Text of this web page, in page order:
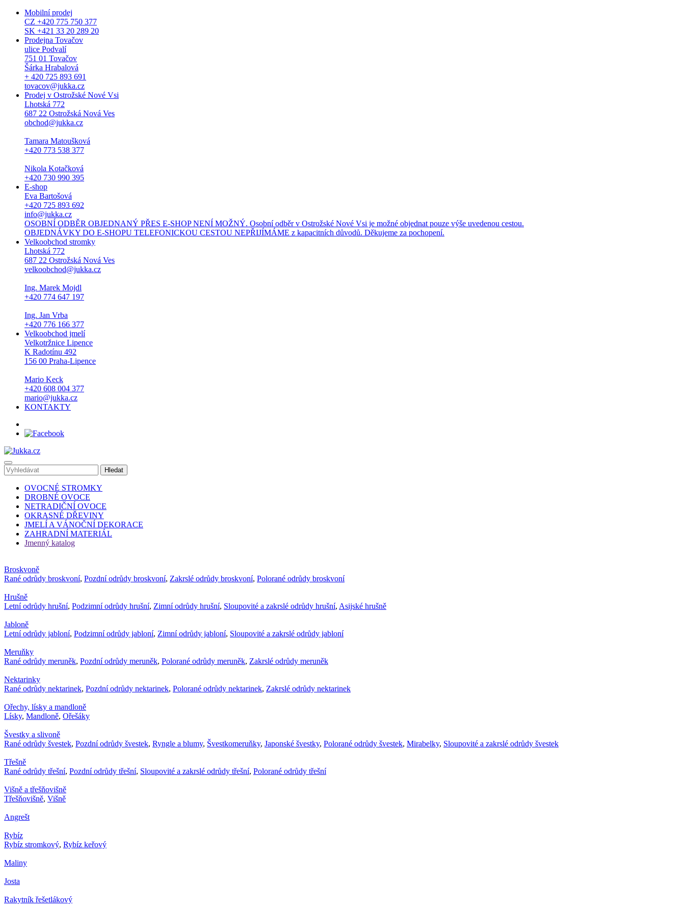
Mobilní prodej
CZ +420 775 750 377
SK +421 33 20 289 20
Prodejna Tovačov
ulice Podvalí
751 01 Tovačov
Šárka Hrabalová
+ 420 725 893 691
tovacov@jukka.cz
Prodej v Ostrožské Nové Vsi
Lhotská 772
687 22 Ostrožská Nová Ves
obchod@jukka.cz
Tamara Matoušková
+420 773 538 377
Nikola Kotačková
+420 730 990 395
E-shop
Eva Bartošová
+420 725 893 692
info@jukka.cz
OSOBNÍ ODBĚR OBJEDNANÝ PŘES E-SHOP NENÍ MOŽNÝ. Osobní odběr v Ostrožské Nové Vsi je možné objednat pouze výše uvedenou cestou.
OBJEDNÁVKY DO E-SHOPU TELEFONICKOU CESTOU NEPŘIJÍMÁME z kapacitních důvodů. Děkujeme za pochopení.
Velkoobchod stromky
Lhotská 772
687 22 Ostrožská Nová Ves
velkoobchod@jukka.cz
Ing. Marek Mojdl
+420 774 647 197
Ing. Jan Vrba
+420 776 166 377
Velkoobchod jmelí
Velkotržnice Lipence
K Radotínu 492
156 00 Praha-Lipence
Mario Keck
+420 608 004 377
mario@jukka.cz
KONTAKTY
OVOCNÉ STROMKY
DROBNÉ OVOCE
NETRADIČNÍ OVOCE
OKRASNÉ DŘEVINY
JMELÍ A VÁNOČNÍ DEKORACE
ZAHRADNÍ MATERIÁL
Jmenný katalog
Broskvoně
Rané odrůdy broskvoní, Pozdní odrůdy broskvoní, Zakrslé odrůdy broskvoní, Polorané odrůdy broskvoní
Hrušně
Letní odrůdy hrušní, Podzimní odrůdy hrušní, Zimní odrůdy hrušní, Sloupovité a zakrslé odrůdy hrušní, Asijské hrušně
Jabloně
Letní odrůdy jabloní, Podzimní odrůdy jabloní, Zimní odrůdy jabloní, Sloupovité a zakrslé odrůdy jabloní
Meruňky
Rané odrůdy meruněk, Pozdní odrůdy meruněk, Polorané odrůdy meruněk, Zakrslé odrůdy meruněk
Nektarinky
Rané odrůdy nektarinek, Pozdní odrůdy nektarinek, Polorané odrůdy nektarinek, Zakrslé odrůdy nektarinek
Ořechy, lísky a mandloně
Lísky, Mandloně, Ořešáky
Švestky a slivoně
Rané odrůdy švestek, Pozdní odrůdy švestek, Ryngle a blumy, Švestkomeruňky, Japonské švestky, Polorané odrůdy švestek, Mirabelky, Sloupovité a zakrslé odrůdy švestek
Třešně
Rané odrůdy třešní, Pozdní odrůdy třešní, Sloupovité a zakrslé odrůdy třešní, Polorané odrůdy třešní
Višně a třešňovišně
Třešňovišně, Višně
Angrešt
Rybíz
Rybíz stromkový, Rybíz keřový
Maliny
Josta
Rakytník řešetlákový